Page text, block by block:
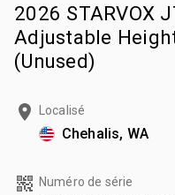
2026 STARVOX
Adjustable
(Unused)
Localisé
Chehalis, WA
Numéro de série